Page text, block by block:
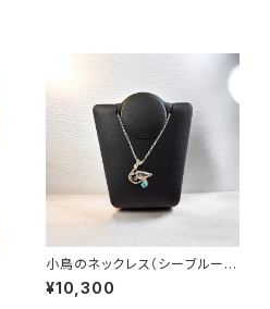
小鳥のネックレス（シーブルーカ
ルセドニー）
¥10,300